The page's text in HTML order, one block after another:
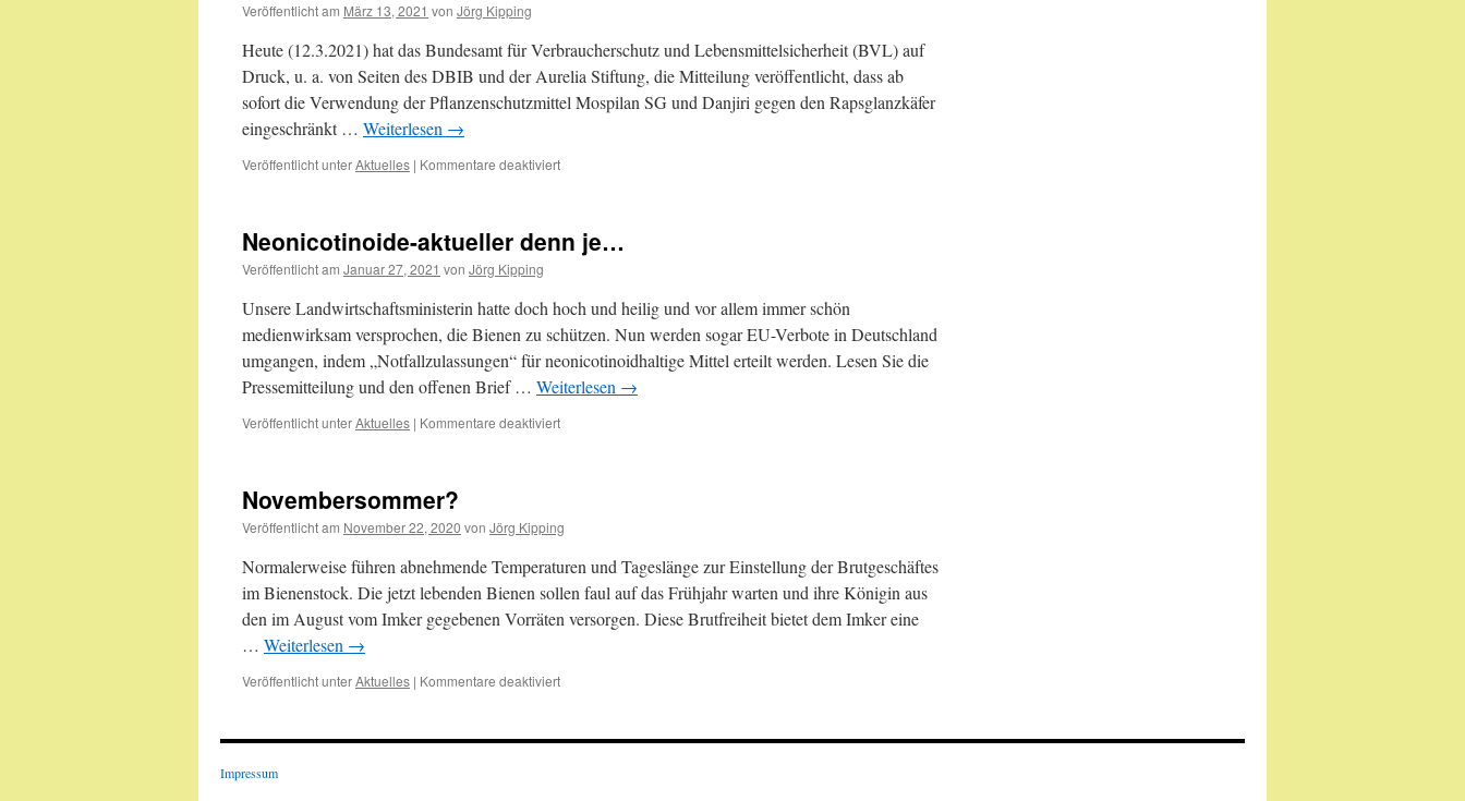
Deutschen
Imkerbundes
Veröffentlicht am März 13, 2021 von Jörg Kipping
Heute (12.3.2021) hat das Bundesamt für Verbraucherschutz und Lebensmittelsicherheit (BVL) auf
Druck, u. a. von Seiten des DBIB und der Aurelia Stiftung, die Mitteilung veröffentlicht, dass ab
sofort die Verwendung der Pflanzenschutzmittel Mospilan SG und Danjiri gegen den Rapsglanzkäfer
eingeschränkt … Weiterlesen →
Veröffentlicht unterAktuelles | Kommentare deaktiviertfür
bessere
Nachricht…
Neonicotinoide-aktueller denn je…
Veröffentlicht am Januar 27, 2021 von Jörg Kipping
Unsere Landwirtschaftsministerin hatte doch hoch und heilig und vor allem immer schön
medienwirksam versprochen, die Bienen zu schützen. Nun werden sogar EU-Verbote in Deutschland
umgangen, indem „Notfallzulassungen“ für neonicotinoidhaltige Mittel erteilt werden. Lesen Sie die
Pressemitteilung und den offenen Brief … Weiterlesen →
Veröffentlicht unterAktuelles | Kommentare deaktiviertfür
Novembersommer?
Veröffentlicht am November 22, 2020 von Jörg Kipping
Normalerweise führen abnehmende Temperaturen und Tageslänge zur Einstellung der Brutgeschäftes
im Bienenstock. Die jetzt lebenden Bienen sollen faul auf das Frühjahr warten und ihre Königin aus
den im August vom Imker gegebenen Vorräten versorgen. Diese Brutfreiheit bietet dem Imker eine
… Weiterlesen →
Veröffentlicht unterAktuelles | Kommentare deaktiviertfür
Impressum